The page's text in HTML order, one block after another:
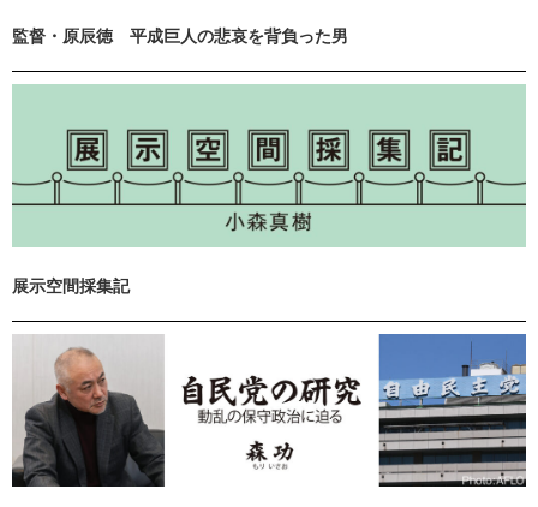
監督・原辰徳 平成巨人の悲哀を背負った男
展示空間採集記